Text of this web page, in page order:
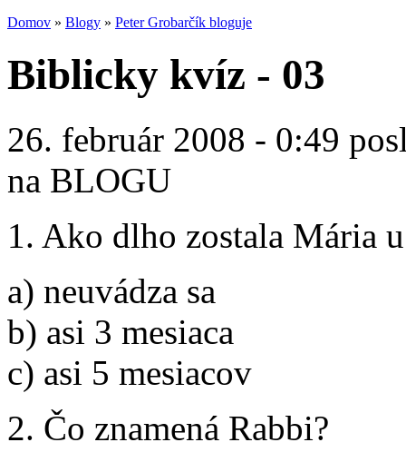
Domov » Blogy » Peter Grobarčík bloguje
Biblicky kvíz - 03
26. február 2008 - 0:49
na BLOGU
1. Ako dlho zostala Mária
a) neuvádza sa
b) asi 3 mesiaca
c) asi 5 mesiacov
2. Čo znamená Rabbi?